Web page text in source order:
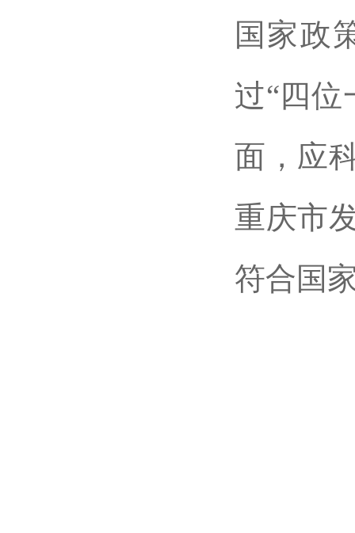
国家政
过“四位
面，应
重庆市
符合国